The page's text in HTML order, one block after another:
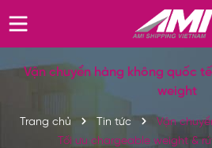
Vận chuyển hàng không quốc
weight
Trang chủ Tin tức
Vận
Tối ưu chargeable weight &